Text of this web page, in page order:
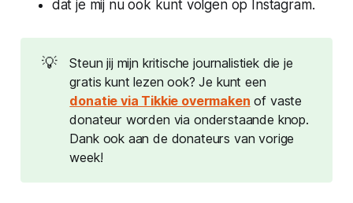
dat je mij nu ook kunt volgen op Instagram.
💡
Steun jij mijn kritische journalistiek die je
gratis kunt lezen ook? Je kunt een
donatie via Tikkie overmaken of vaste
donateur worden via onderstaande knop.
Dank ook aan de donateurs van vorige
week!